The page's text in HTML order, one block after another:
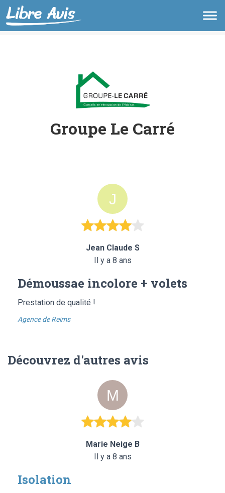
Groupe Le Carré
Jean Claude S
Il y a 8 ans
Démoussae incolore + volets
Prestation de qualité !
Agence de Reims
Découvrez d'autres avis
Marie Neige B
Il y a 8 ans
Isolation